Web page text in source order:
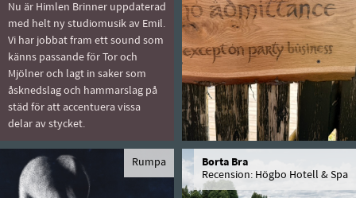
Nu är Himlen Brinner uppdaterad
med helt ny studiomusik av Emil.
Vi har jobbat fram ett sound som
känns passande för Tor och
Mjölner och lagt in saker som
åsknedslag och hammarslag på
städ för att accentuera vissa
delar av stycket.
Rumpa
Borta Bra
Recension: Högbo Hotell & Spa